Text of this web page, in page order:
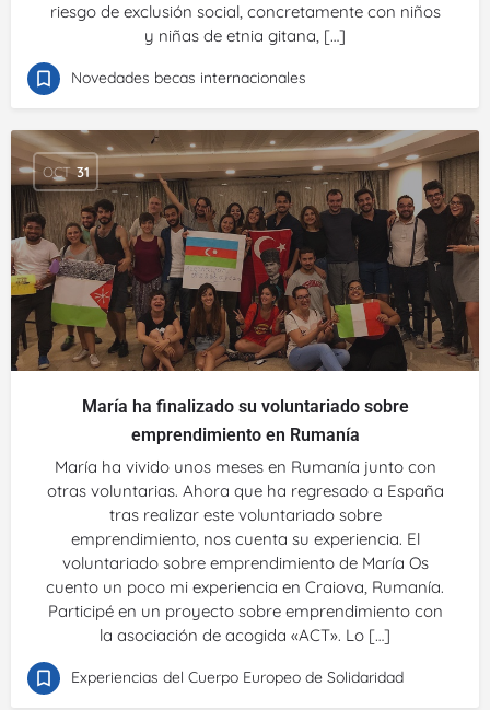
riesgo de exclusión social, concretamente con niños
y niñas de etnia gitana, […]
Novedades becas internacionales
OCT 31
María ha finalizado su voluntariado sobre
emprendimiento en Rumanía
María ha vivido unos meses en Rumanía junto con
otras voluntarias. Ahora que ha regresado a España
tras realizar este voluntariado sobre
emprendimiento, nos cuenta su experiencia. El
voluntariado sobre emprendimiento de María Os
cuento un poco mi experiencia en Craiova, Rumanía.
Participé en un proyecto sobre emprendimiento con
la asociación de acogida «ACT». Lo […]
Experiencias del Cuerpo Europeo de Solidaridad